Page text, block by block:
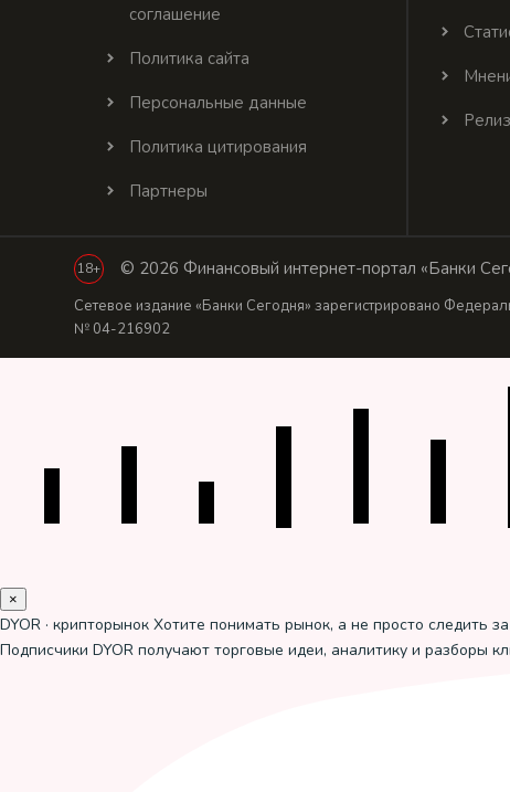
соглашение
Политика сайта
Персональные данные
Политика цитирования
Партнеры
18+ © 2026 Финансовый интернет-портал «Банки
Сетевое издание «Банки Сегодня» зарегистрировано
№ 04-216902
×
DYOR · крипторынок Хотите понимать рынок, а не просто следить
Подписчики DYOR получают торговые идеи, аналитику и разборы